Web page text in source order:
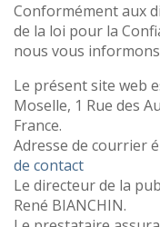
Conformément aux
de la loi pour la
nous vous
Le présent site web
Moselle, 1 Rue des
France.
Adresse de courrier
de contact
Le directeur de la
René BIANCHIN.